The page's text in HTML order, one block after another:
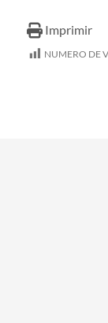
Imprimir
NUMERO DE